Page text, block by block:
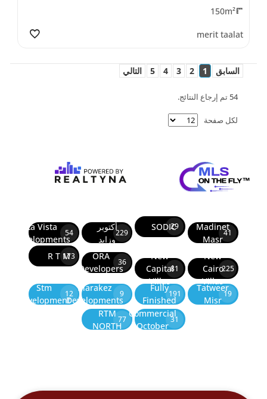
150m²
merit taalat
السابق 1
2
3
4
5 التالي
54 تم إرجاع النتائج.
لكل صفحة
Madinet
Masr
41
SODIC
29
أكتوبر
وزايد
229
La Vista
Developments
54
New
Cairo
Villas
225
New
Capital
Villas
81
ORA
Developers
36
R T M
173
Tatweer
Misr
19
Fully
Finished
191
Marakez
Developments
9
Stm
Development
12
Commercial
October
31
RTM
NORTH
77